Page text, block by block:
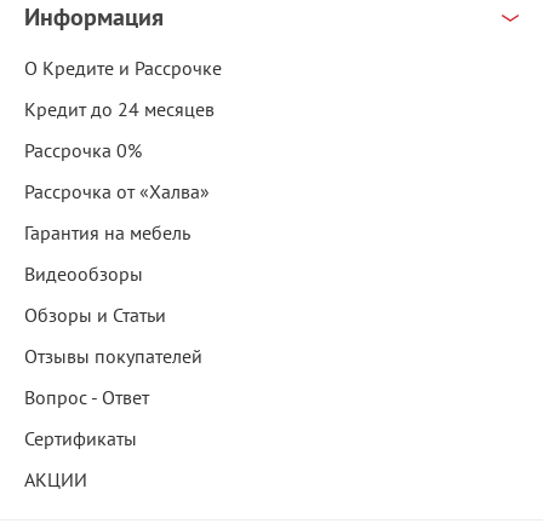
Информация
О Кредите и Рассрочке
Кредит до 24 месяцев
Рассрочка 0%
Рассрочка от «Халва»
Гарантия на мебель
Видеообзоры
Обзоры и Статьи
Отзывы покупателей
Вопрос - Ответ
Сертификаты
АКЦИИ